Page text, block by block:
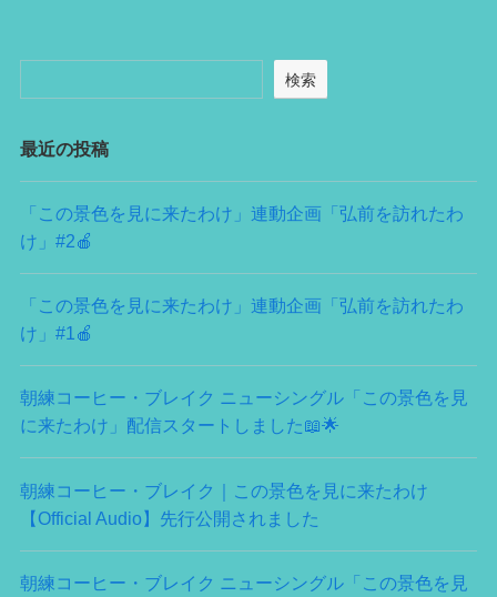
検索
最近の投稿
「この景色を見に来たわけ」連動企画「弘前を訪れたわ
け」#2🍎
「この景色を見に来たわけ」連動企画「弘前を訪れたわ
け」#1🍎
朝練コーヒー・ブレイク ニューシングル「この景色を見
に来たわけ」配信スタートしました📖🌟
朝練コーヒー・ブレイク｜この景色を見に来たわけ
【Official Audio】先行公開されました
朝練コーヒー・ブレイク ニューシングル「この景色を見